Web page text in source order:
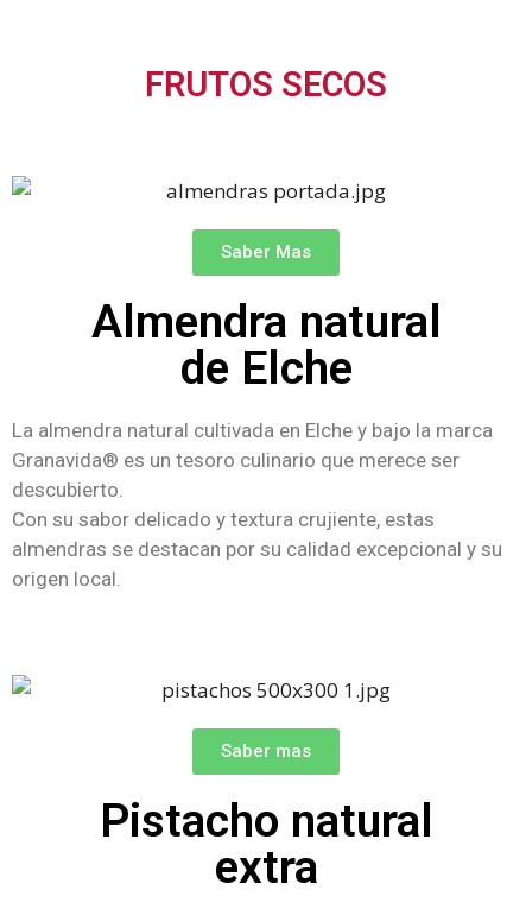
FRUTOS SECOS
Saber Mas
Almendra natural
de Elche
La almendra natural cultivada en Elche y bajo la marca
Granavida® es un tesoro culinario que merece ser
descubierto.
Con su sabor delicado y textura crujiente, estas
almendras se destacan por su calidad excepcional y su
origen local.
Saber mas
Pistacho natural
extra